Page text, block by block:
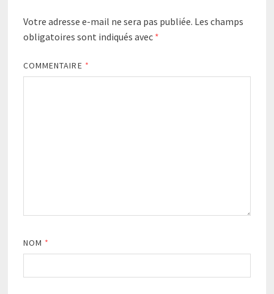
Votre adresse e-mail ne sera pas publiée. Les champs
obligatoires sont indiqués avec *
COMMENTAIRE *
NOM *